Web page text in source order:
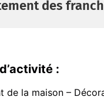
des
:
de la maison –